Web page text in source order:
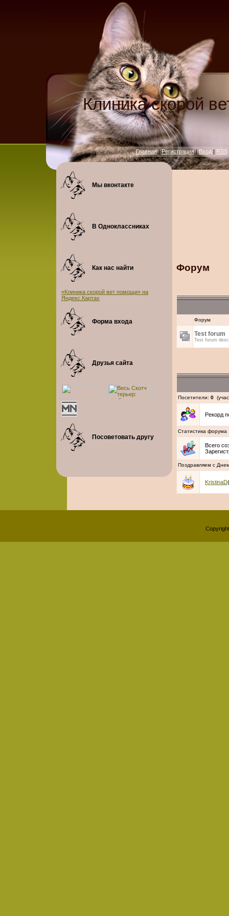
Клиника скорой
Главная|Регистрация|Вход| RSS
Мы вконтакте
В Одноклассниках
Как нас найти
«Клиника скорой вет помощи» на
Яндекс.Картах
Форма входа
Друзья сайта
Посоветовать другу
Форум
Форум
Test forum
Test forum
Посетители: 0
Рекорд
Статистика форума
Всего
Поздравляем с
KristinaD